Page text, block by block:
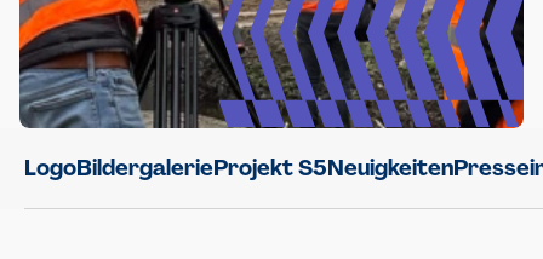
LogoBildergalerieProjekt S5Neuigkeiten